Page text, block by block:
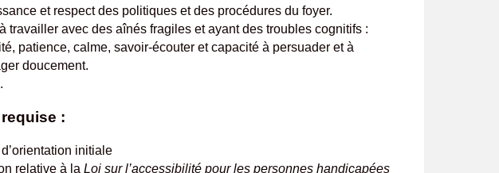
et respect des politiques et des procédures du foyer.
travailler avec des aînés fragiles et ayant des troubles cognitifs :
patience, calme, savoir-écouter et capacité à persuader et à
doucement.
:
initiale
relative à la Loi sur l’accessibilité pour les personnes handicapées